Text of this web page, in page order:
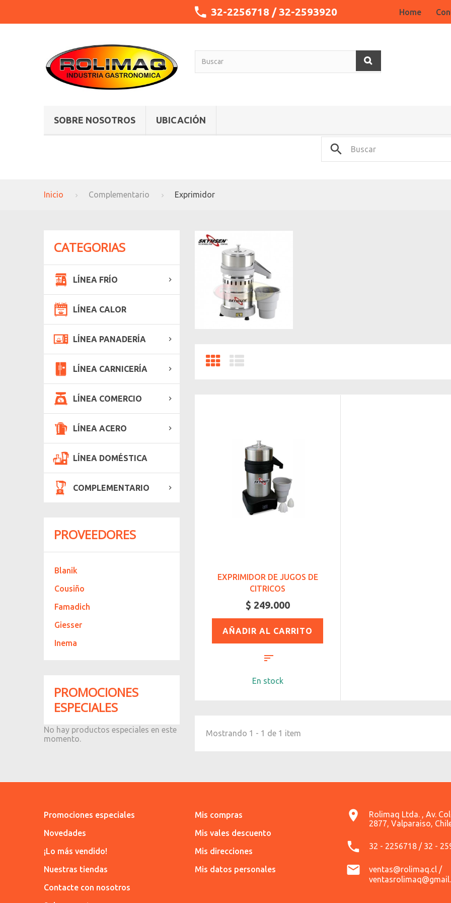
Home
32-2256718 / 32-2593920
SOBRE NOSOTROS UBICACIÓN
Inicio Complementario Exprimidor
EXPRIMIDOR DE JUGOS DE
CITRICOS
$ 249.000
AÑADIR AL CARRITO
En stock
Mostrando 1 - 1 de 1 item
CATEGORIAS
LÍNEA FRÍO
LÍNEA CALOR
LÍNEA PANADERÍA
LÍNEA CARNICERÍA
LÍNEA COMERCIO
LÍNEA ACERO
LÍNEA DOMÉSTICA
COMPLEMENTARIO
PROVEEDORES
Blanik
Cousiño
Famadich
Giesser
Inema
PROMOCIONES
ESPECIALES
No hay productos especiales en este
momento.
Promociones especiales
Novedades
¡Lo más vendido!
Nuestras tiendas
Contacte con nosotros
Mis compras
Mis vales descuento
Mis direcciones
Mis datos personales
Rolimaq Ltda. , Av.
2877, Valparaiso,
32 - 2256718 / 32 -
ventas@rolimaq.cl /